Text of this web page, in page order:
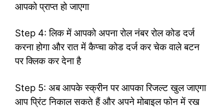
आपको प्राप्त हो जाएगा
Step 4: लिक में आपको अपना रोल नंबर रोल कोड दर्ज
करना होगा और रात में कैप्चा कोड दर्ज कर चेक वाले बटन
पर क्लिक कर देना है
Step 5: अब आपके स्क्रीन पर आपका रिजल्ट खुल जाएगा
आप प्रिंट निकाल सकते हैं और अपने मोबाइल फोन में रख